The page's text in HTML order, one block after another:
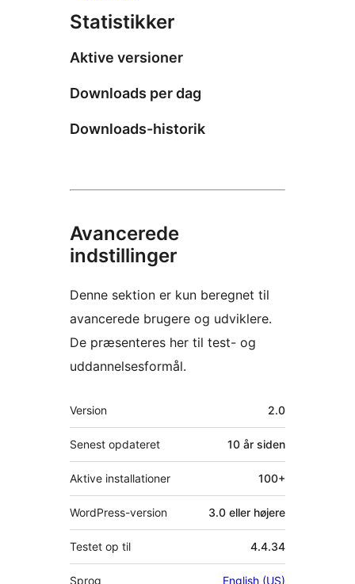
Statistikker
Aktive versioner
Downloads per dag
Downloads-historik
Avancerede
indstillinger
Denne sektion er kun beregnet til
avancerede brugere og udviklere.
De præsenteres her til test- og
uddannelsesformål.
Meta
Version 2.0
Senest opdateret 10 år siden
Aktive installationer 100+
WordPress-version 3.0 eller højere
Testet op til 4.4.34
Sprog English (US)